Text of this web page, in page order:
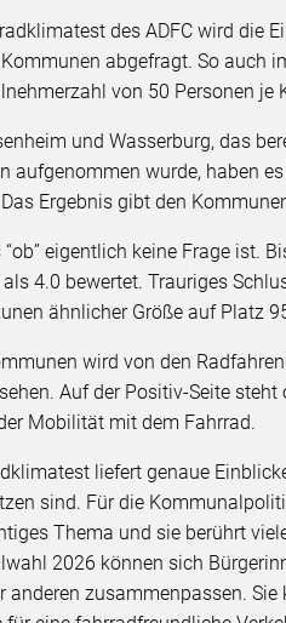
des ADFC wird die
abgefragt. So auch
von 50 Personen je
und Wasserburg, das
aufgenommen wurde, haben
Ergebnis gibt den
“ob” eigentlich keine Frage ist.
4.0 bewertet. Trauriges
ähnlicher Größe auf Platz
wird von den
Auf der Positiv-Seite
Mobilität mit dem Fahrrad.
liefert genaue
sind. Für die
Thema und sie berührt
2026 können sich
anderen zusammenpassen.